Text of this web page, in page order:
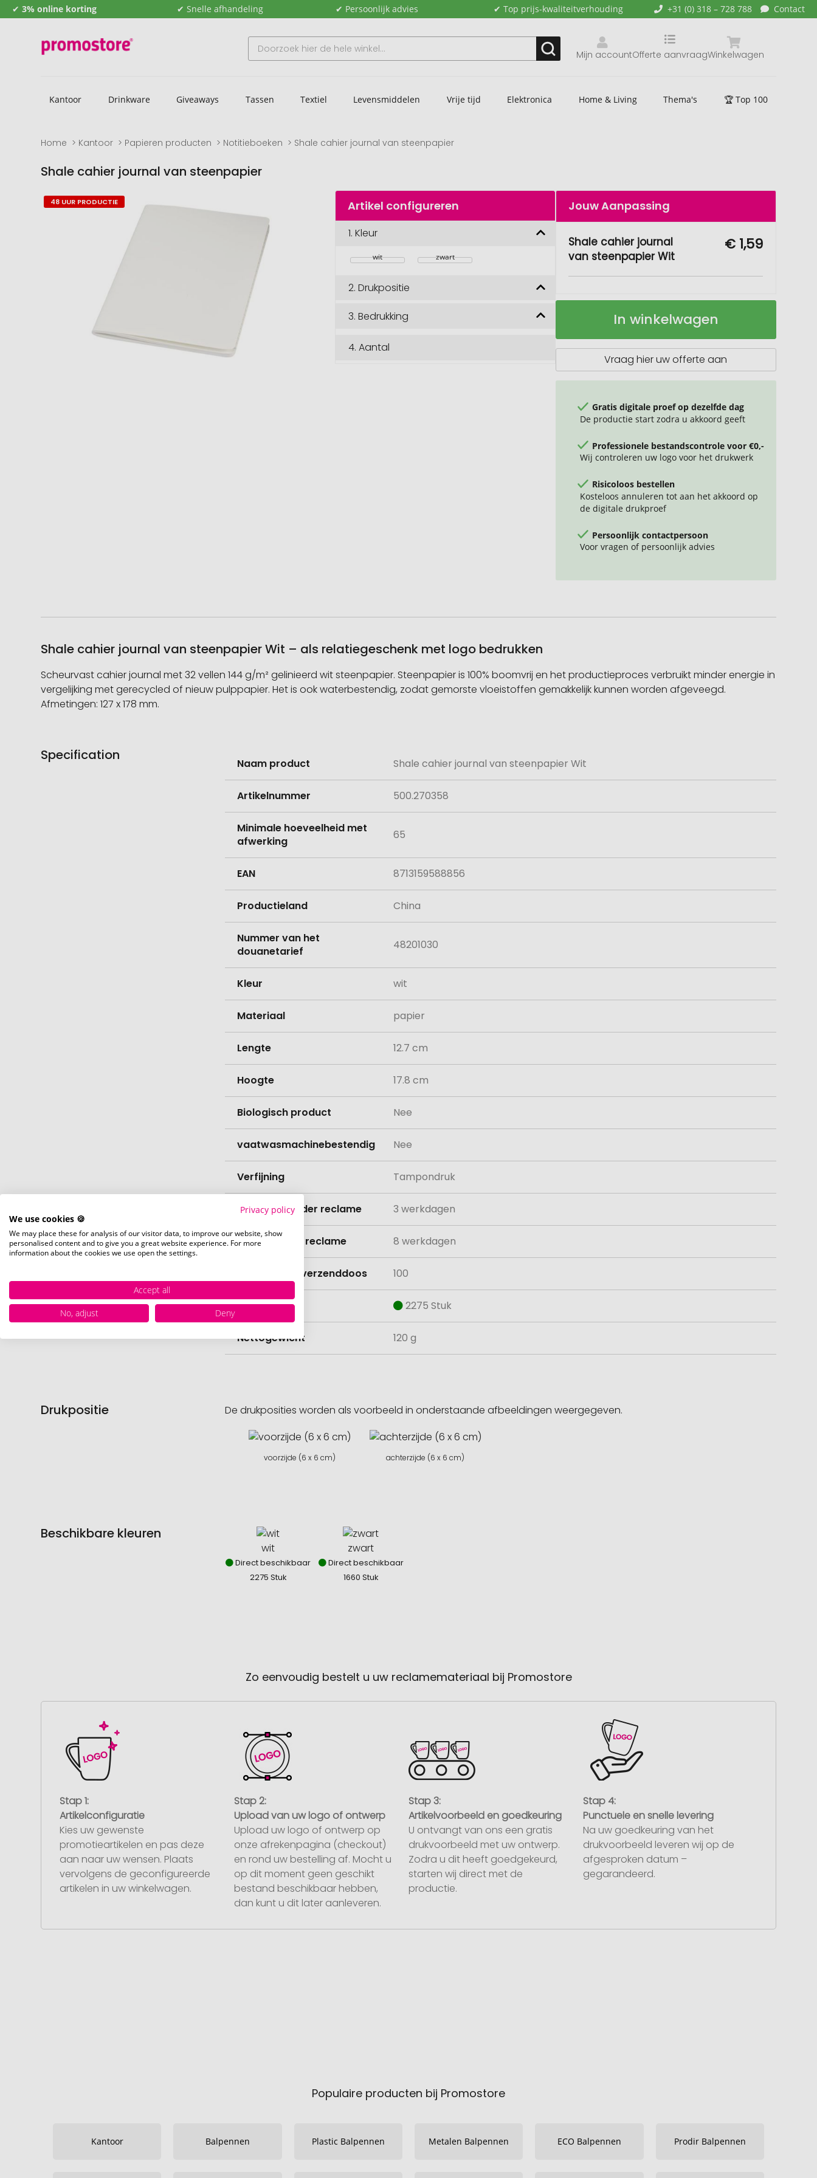
✔ 3% online korting ✔ Snelle afhandeling ✔ Persoonlijk advies ✔ Top prijs-kwaliteitverhouding +31 (0) 318 – 728 788 Contact
Mijn account Winkelwagen
Offerte aanvraag
Kantoor Drinkware Giveaways Tassen Textiel Levensmiddelen Vrije tijd Elektronica Home & Living Thema's 🏆 Top 100
Home Kantoor Papieren producten Notitieboeken Shale cahier journal van steenpapier
Shale cahier journal van steenpapier
Naar
het
afbeeldingengalerij
Naar
het
afbeeldingengalerij
48 UUR PRODUCTIE Artikel configureren
1.Kleur
wit zwart
2.Drukpositie
3.Bedrukking
4.Aantal
Jouw Aanpassing
Shale cahier journal
van steenpapier Wit
€ 1,59
Shale
van
steenpapier
Op
In winkelwagen
Vraag hier uw offerte aan
Gratis digitale proef op dezelfde dag
De productie start zodra u akkoord geeft
Professionele bestandscontrole voor €0,-
Wij controleren uw logo voor het drukwerk
Risicoloos bestellen
Kosteloos annuleren tot aan het akkoord op
de digitale drukproef
Persoonlijk contactpersoon
Voor vragen of persoonlijk advies
Shale cahier journal van steenpapier Wit – als relatiegeschenk met logo bedrukken
Scheurvast cahier journal met 32 vellen 144 g/m² gelinieerd wit steenpapier. Steenpapier is 100% boomvrij en het productieproces verbruikt minder energie in
vergelijking met gerecycled of nieuw pulppapier. Het is ook waterbestendig, zodat gemorste vloeistoffen gemakkelijk kunnen worden afgeveegd.
Afmetingen: 127 x 178 mm.
Specification
informatie
Naam product Shale cahier journal van steenpapier Wit
Artikelnummer 500.270358
Minimale hoeveelheid met
afwerking
65
EAN 8713159588856
Productieland China
Nummer van het
douanetarief
48201030
Kleur wit
Materiaal papier
Lengte 12.7 cm
Hoogte 17.8 cm
Biologisch product Nee
vaatwasmachinebestendig Nee
Verfijning Tampondruk
Levertijd zonder reclame 3 werkdagen
Levertijd met reclame 8 werkdagen
Hoeveelheid verzenddoos 100
Voorraad 2275 Stuk
Nettogewicht 120 g
Drukpositie De drukposities worden als voorbeeld in onderstaande afbeeldingen weergegeven.
voorzijde (6 x 6 cm) achterzijde (6 x 6 cm)
Beschikbare kleuren
wit
Direct beschikbaar
2275 Stuk
zwart
Direct beschikbaar
1660 Stuk
Zo eenvoudig bestelt u uw reclamemateriaal bij Promostore
Stap 1:
Artikelconfiguratie
Kies uw gewenste
promotieartikelen en pas deze
aan naar uw wensen. Plaats
vervolgens de geconfigureerde
artikelen in uw winkelwagen.
Stap 2:
Upload van uw logo of ontwerp
Upload uw logo of ontwerp op
onze afrekenpagina (checkout)
en rond uw bestelling af. Mocht u
op dit moment geen geschikt
bestand beschikbaar hebben,
dan kunt u dit later aanleveren.
Stap 3:
Artikelvoorbeeld en goedkeuring
U ontvangt van ons een gratis
drukvoorbeeld met uw ontwerp.
Zodra u dit heeft goedgekeurd,
starten wij direct met de
productie.
Stap 4:
Punctuele en snelle levering
Na uw goedkeuring van het
drukvoorbeeld leveren wij op de
afgesproken datum –
gegarandeerd.
Populaire producten bij Promostore
Kantoor Balpennen Plastic Balpennen Metalen Balpennen ECO Balpennen Prodir Balpennen
Privacy policy
We use cookies 🍪
We may place these for analysis of our visitor data, to improve our website, show
personalised content and to give you a great website experience. For more
information about the cookies we use open the settings.
Accept all
No, adjust
Deny